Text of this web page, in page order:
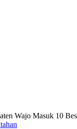
Wajo Masuk 10